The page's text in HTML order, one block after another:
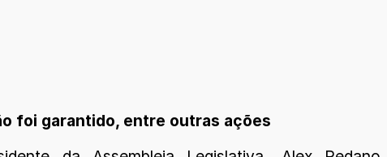
foi garantido, entre outras ações